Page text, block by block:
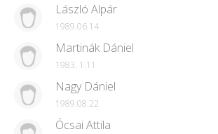
László Alpár
1989.06.14
Martinák Dániel
1983. 1.11
Nagy Dániel
1989.08.22
Ócsai Attila